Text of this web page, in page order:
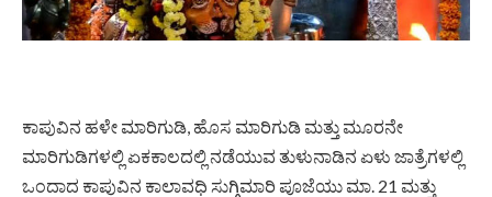
ಕಾಪುವಿನ ಹಳೇ ಮಾರಿಗುಡಿ, ಹೊಸ ಮಾರಿಗುಡಿ ಮತ್ತು ಮೂರನೇ
ಮಾರಿಗುಡಿಗಳಲ್ಲಿ ಏಕಕಾಲದಲ್ಲಿ ನಡೆಯುವ ತುಳುನಾಡಿನ ಏಳು ಜಾತ್ರೆಗಳಲ್ಲಿ
ಒಂದಾದ ಕಾಪುವಿನ ಕಾಲಾವಧಿ ಸುಗ್ಗಿಮಾರಿ ಪೂಜೆಯು ಮಾ. 21 ಮತ್ತು